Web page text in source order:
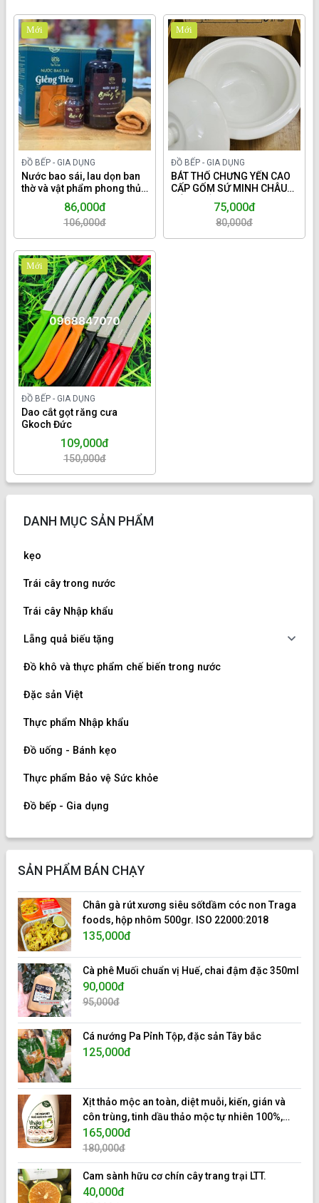
ĐỒ BẾP - GIA DỤNG
Nước bao sái, lau dọn ban
thờ và vật phẩm phong thủy
Giếng Tiên.86,000đ
106,000đ
Mới
ĐỒ BẾP - GIA DỤNG
BÁT THỐ CHƯNG YẾN CAO
CẤP GỐM SỨ MINH CHÂU
MÀU TRẮNG TRƠN 320ML
75,000đ
80,000đ
Mới
ĐỒ BẾP - GIA DỤNG
Dao cắt gọt răng cưa
Gkoch Đức
109,000đ
150,000đ
Mới
DANH MỤC SẢN PHẨM
kẹo
Trái cây trong nước
Trái cây Nhập khẩu
Lẵng quả biếu tặng
Đồ khô và thực phẩm chế biến trong nước
Đặc sản Việt
Thực phẩm Nhập khẩu
Đồ uống - Bánh kẹo
Thực phẩm Bảo vệ Sức khỏe
Đồ bếp - Gia dụng
SẢN PHẨM BÁN CHẠY
Chân gà rút xương siêu sốtdầm cóc non Traga
foods, hộp nhôm 500gr. ISO 22000:2018
135,000đ
Cà phê Muối chuẩn vị Huế, chai đậm đặc 350ml
90,000đ
95,000đ
Cá nướng Pa Pỉnh Tộp, đặc sản Tây bắc
125,000đ
Xịt thảo mộc an toàn, diệt muỗi, kiến, gián và
côn trùng, tinh dầu thảo mộc tự nhiên 100%,
hiệu 10s.
165,000đ
180,000đ
Cam sành hữu cơ chín cây trang trại LTT.
40,000đ